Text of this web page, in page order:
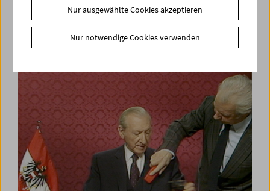
In person: Deborah Stratman
Nur ausgewählte Cookies akzeptieren
Nur notwendige Cookies verwenden